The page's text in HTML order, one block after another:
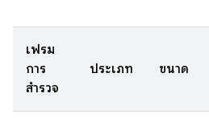
เฟรม
การ
สำรวจ
ประเภท ขนาด